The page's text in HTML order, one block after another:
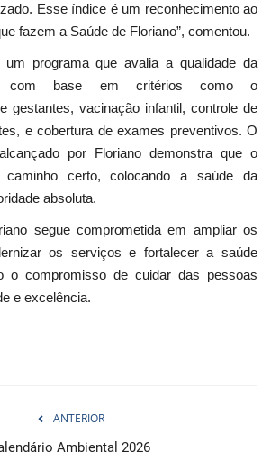
Esse índice é um reconhecimento ao
fazem a Saúde de Floriano”, comentou.
programa que avalia a qualidade da
com base em critérios como o
gestantes, vacinação infantil, controle de
e cobertura de exames preventivos. O
por Floriano demonstra que o
certo, colocando a saúde da
absoluta.
segue comprometida em ampliar os
os serviços e fortalecer a saúde
o compromisso de cuidar das pessoas
e excelência.
ANTERIOR
Ambiental 2026